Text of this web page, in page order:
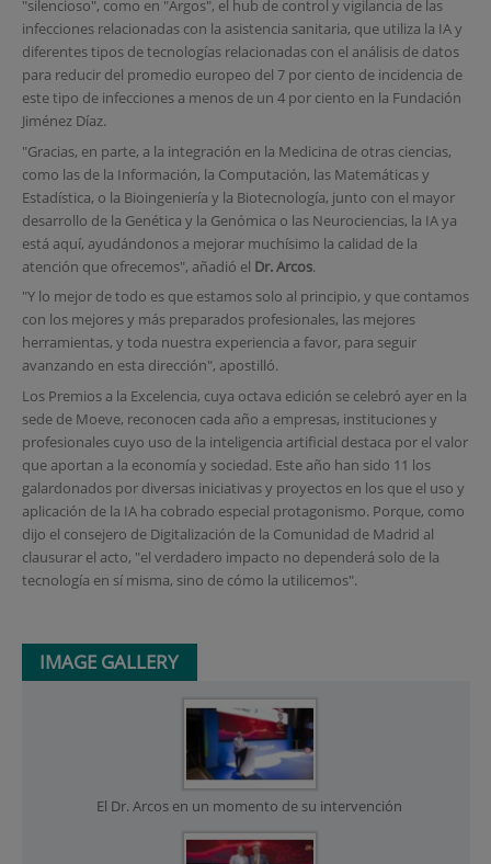
"silencioso", como en "Argos", el hub de control y vigilancia de las
infecciones relacionadas con la asistencia sanitaria, que utiliza la IA y
diferentes tipos de tecnologías relacionadas con el análisis de datos
para reducir del promedio europeo del 7 por ciento de incidencia de
este tipo de infecciones a menos de un 4 por ciento en la Fundación
Jiménez Díaz.
"Gracias, en parte, a la integración en la Medicina de otras ciencias,
como las de la Información, la Computación, las Matemáticas y
Estadística, o la Bioingeniería y la Biotecnología, junto con el mayor
desarrollo de la Genética y la Genómica o las Neurociencias, la IA ya
está aquí, ayudándonos a mejorar muchísimo la calidad de la
atención que ofrecemos", añadió el Dr. Arcos.
"Y lo mejor de todo es que estamos solo al principio, y que contamos
con los mejores y más preparados profesionales, las mejores
herramientas, y toda nuestra experiencia a favor, para seguir
avanzando en esta dirección", apostilló.
Los Premios a la Excelencia, cuya octava edición se celebró ayer en la
sede de Moeve, reconocen cada año a empresas, instituciones y
profesionales cuyo uso de la inteligencia artificial destaca por el valor
que aportan a la economía y sociedad. Este año han sido 11 los
galardonados por diversas iniciativas y proyectos en los que el uso y
aplicación de la IA ha cobrado especial protagonismo. Porque, como
dijo el consejero de Digitalización de la Comunidad de Madrid al
clausurar el acto, "el verdadero impacto no dependerá solo de la
tecnología en sí misma, sino de cómo la utilicemos".
IMAGE GALLERY
El Dr. Arcos en un momento de su intervención